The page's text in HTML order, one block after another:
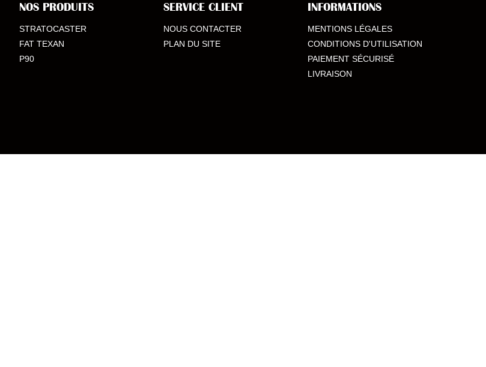
NOS PRODUITS
STRATOCASTER
FAT TEXAN
P90
SERVICE CLIENT
NOUS CONTACTER
PLAN DU SITE
INFORMATIONS
MENTIONS LÉGALES
CONDITIONS D'UTILISATION
PAIEMENT SÉCURISÉ
LIVRAISON